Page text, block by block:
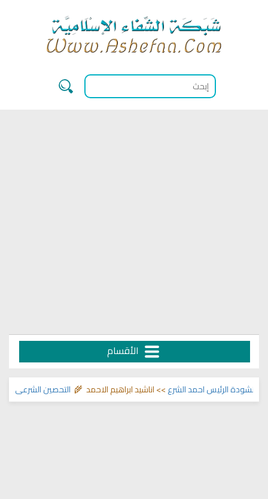
الأقسام
التحصين الشرعي للبيت الرئيس احمد الشرع>> اناشيد ابراهيم الاحمد 🌾